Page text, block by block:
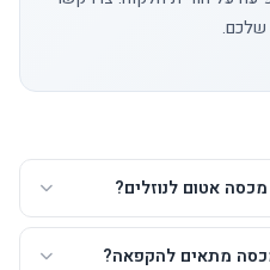
שלכם.